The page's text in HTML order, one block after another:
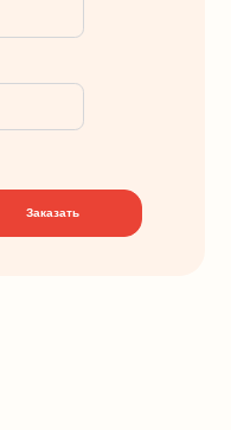
Заказать